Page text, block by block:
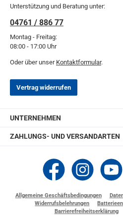
Unterstützung und Beratung unter:
04761 / 886 77
Montag - Freitag:
08:00 - 17:00 Uhr
Oder über unser Kontaktformular.
Vertrag widerrufen
UNTERNEHMEN
ZAHLUNGS- UND VERSANDARTEN
Thomashilfen bei Facebook
Thomashilfen bei
Allgemeine Geschäftsbedingungen
Widerrufsbelehrungen
Barrierefreiheitserklärung